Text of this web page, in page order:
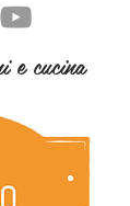
e cucina